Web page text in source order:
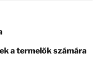
a termelők számára